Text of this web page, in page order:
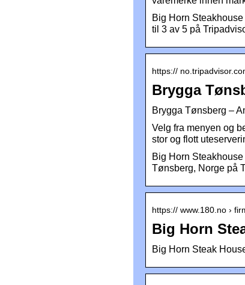
Big Horn
til 3 av 5 på
https://
Brygga
Brygga Tønsberg –
Velg fra menyen og
stor og flott
Big Horn
Tønsberg, Norge på
https:// www.180.no ›
Big Horn
Big Horn Steak